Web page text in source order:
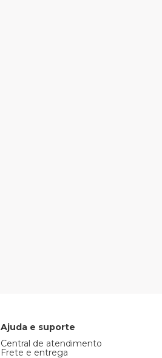
Ajuda e suporte
Central de atendimento
Frete e entrega